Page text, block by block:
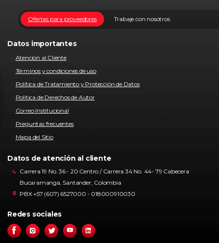
Trabaje con nosotros
Ofertas para proveedores
Datos importantes
Atencion al Cliente
Términos y condiciones de uso
Política de Tratamiento y Protección de Datos
Política de Derechos de Autor
Correo Institucional
Preguntas frecuentes
Mapa del Sitio
Datos de atención al cliente
Carrera 19 No. 36 - 20 Centro / Carrera 34 No. 44- 79 Cabecera
Bucaramanga, Santander, Colombia
PBX +57 (607) 6527000 - 018000910030
Redes sociales